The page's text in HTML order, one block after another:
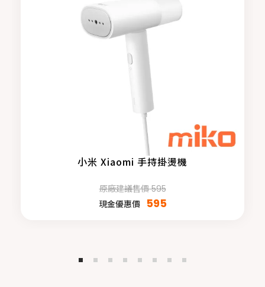
小米 Xiaomi 手持掛燙機
原廠建議售價 595
現金優惠價
595